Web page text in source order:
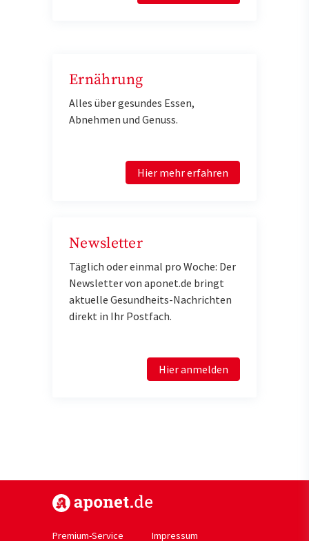
Ernährung
Alles über gesundes Essen,
Abnehmen und Genuss.
Hier mehr erfahren
Newsletter
Täglich oder einmal pro Woche: Der
Newsletter von aponet.de bringt
aktuelle Gesundheits-Nachrichten
direkt in Ihr Postfach.
Hier anmelden
Premium-Service Impressum